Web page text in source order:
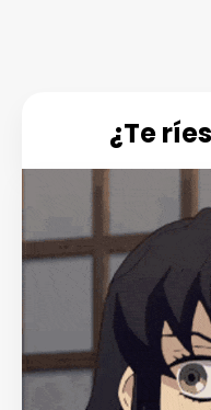
¿Te